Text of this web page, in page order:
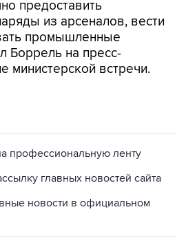
предоставить
из арсеналов, вести
промышленные
Боррель на пресс-
министерской встречи.
профессиональную ленту
главных новостей сайта
новости в официальном